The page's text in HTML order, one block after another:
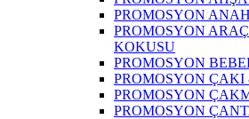
PROMOSYON
PROMOSYON
KOKUSU
PROMOSYON
PROMOSYON ÇAKI
PROMOSYON
PROMOSYON